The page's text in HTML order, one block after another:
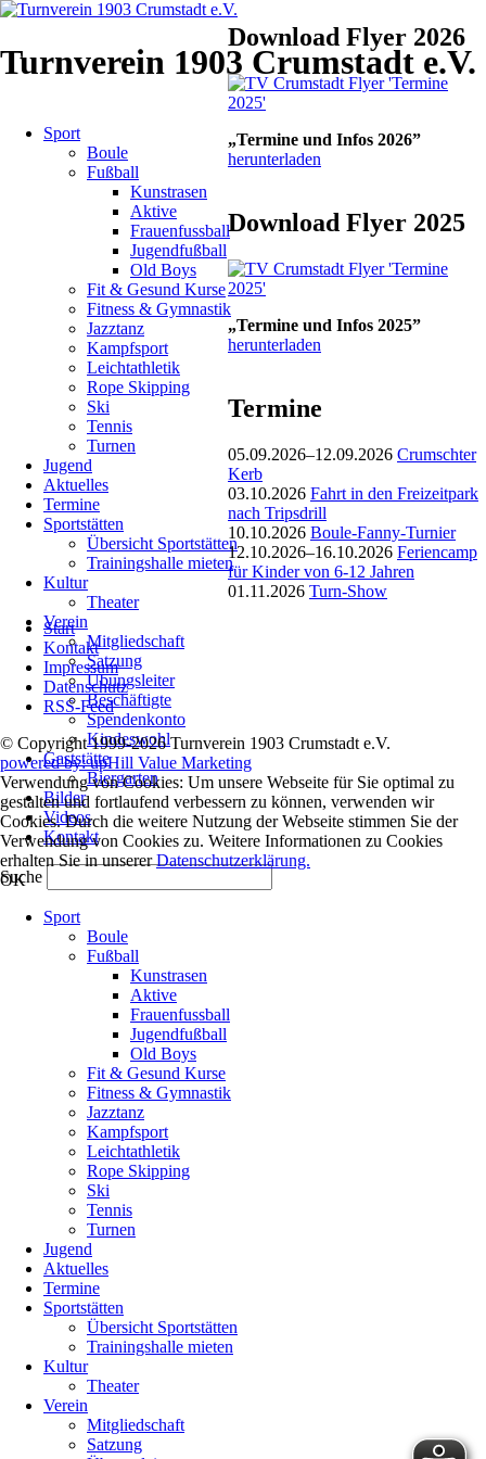
Turnverein 1903 Crumstadt e.V.
überspringen
Sport
Boule
Fußball
Kunstrasen
Aktive
Frauenfussball
Jugendfußball
Old Boys
Fit & Gesund Kurse
Fitness & Gymnastik
Jazztanz
Kampfsport
Leichtathletik
Rope Skipping
Ski
Tennis
Turnen
Jugend
Aktuelles
Termine
Sportstätten
Übersicht Sportstätten
Trainingshalle mieten
Kultur
Theater
Verein
Mitgliedschaft
Satzung
Übungsleiter
Beschäftigte
Spendenkonto
Kindeswohl
Gaststätte
Biergarten
Bilder
Videos
Kontakt
Suche
überspringen
Sport
Boule
Fußball
Kunstrasen
Aktive
Frauenfussball
Jugendfußball
Old Boys
Fit & Gesund Kurse
Fitness & Gymnastik
Jazztanz
Kampfsport
Leichtathletik
Rope Skipping
Ski
Tennis
Turnen
Jugend
Aktuelles
Termine
Sportstätten
Übersicht Sportstätten
Trainingshalle mieten
Kultur
Theater
Verein
Mitgliedschaft
Satzung
/
Week4:
Seilspringen
08.03.2021–
14.03.2021
Zurück
Download Flyer 2026
„Termine und Infos 2026”
herunterladen
Download Flyer 2025
„Termine und Infos 2025”
herunterladen
Termine
05.09.2026–12.09.2026 Crumschter
Kerb
03.10.2026 Fahrt in den Freizeitpark
nach Tripsdrill
10.10.2026 Boule-Fanny-Turnier
12.10.2026–16.10.2026 Feriencamp
für Kinder von 6-12 Jahren
01.11.2026 Turn-Show
Navigation
überspringen
Start
Kontakt
Impressum
Datenschutz
RSS-Feed
© Copyright 1999-2026 Turnverein 1903 Crumstadt e.V.
powered by: upHill Value Marketing
Verwendung von Cookies: Um unsere Webseite für Sie optimal zu
gestalten und fortlaufend verbessern zu können, verwenden wir
Cookies. Durch die weitere Nutzung der Webseite stimmen Sie der
Verwendung von Cookies zu. Weitere Informationen zu Cookies
erhalten Sie in unsererDatenschutzerklärung.
OK